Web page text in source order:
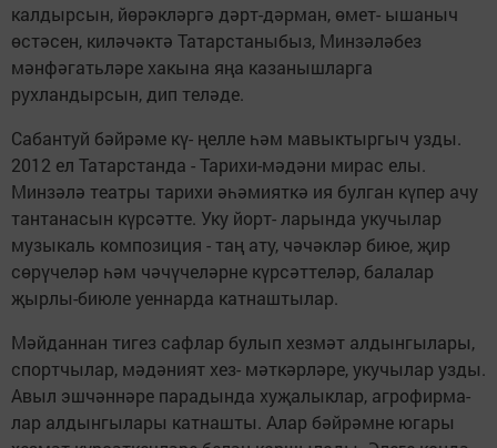
калдырсын, йөрәкләргә дәрт-дәрман, өмет- ышаныч
өстәсен, киләчәктә Татарстаныбыз, Минзәләбез
мәнфәгатьләре хакына яңа казанышларга
рухландырсын, дип теләде.
Сабантуй бәйрәме кү- ңелле һәм мавыктыргыч узды.
2012 ел Татарс­танда - Тарихи-мәдәни мирас елы.
Минзәлә театры тарихи әһәмияткә ия булган күпер ачу
тантанасын күрсәтте. Уку йорт- ларында укучылар
музыкаль композиция - таң ату, чәчәкләр биюе, җир
сөрүчеләр һәм чәчүчеләрне күрсәттеләр, ба­лалар
җырлы-биюле уеннарда катнаштылар.
Мәйданнан тигез сафлар бу­лып хезмәт алдынгылары,
спортчылар, мәдәният хез- мәткәрләре, укучылар узды.
Авыл эшчәннәре парадын­да хуҗалыклар, агрофирма­
лар алдынгылары катнашты. Алар бәйрәмне югары